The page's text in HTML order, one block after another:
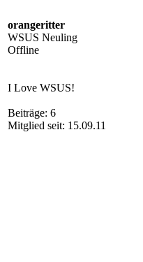
orangeritter
WSUS Neuling
Offline
I Love WSUS!
Beiträge: 6
Mitglied seit: 15.09.11